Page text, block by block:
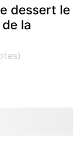
dessert le
la